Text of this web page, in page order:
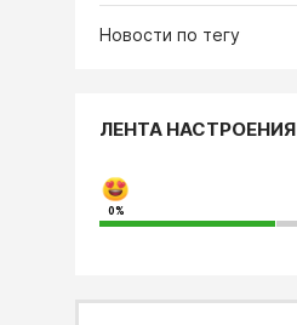
Новости по тегу
ЛЕНТА НАСТРОЕНИЯ
0%